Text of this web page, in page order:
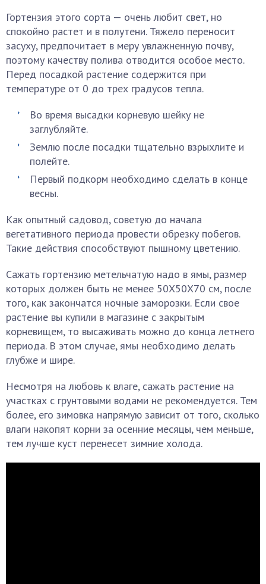
Гортензия этого сорта — очень любит свет, но
спокойно растет и в полутени. Тяжело переносит
засуху, предпочитает в меру увлажненную почву,
поэтому качеству полива отводится особое место.
Перед посадкой растение содержится при
температуре от 0 до трех градусов тепла.
Во время высадки корневую шейку не
заглубляйте.
Землю после посадки тщательно взрыхлите и
полейте.
Первый подкорм необходимо сделать в конце
весны.
Как опытный садовод, советую до начала
вегетативного периода провести обрезку побегов.
Такие действия способствуют пышному цветению.
Сажать гортензию метельчатую надо в ямы, размер
которых должен быть не менее 50Х50Х70 см, после
того, как закончатся ночные заморозки. Если свое
растение вы купили в магазине с закрытым
корневищем, то высаживать можно до конца летнего
периода. В этом случае, ямы необходимо делать
глубже и шире.
Несмотря на любовь к влаге, сажать растение на
участках с грунтовыми водами не рекомендуется. Тем
более, его зимовка напрямую зависит от того, сколько
влаги накопят корни за осенние месяцы, чем меньше,
тем лучше куст перенесет зимние холода.